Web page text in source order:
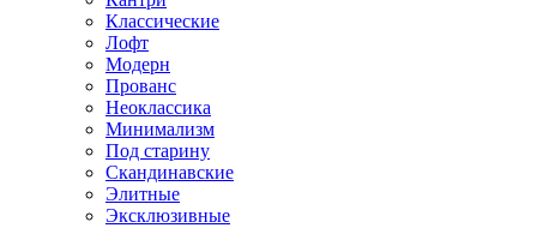
Классические
Лофт
Модерн
Прованс
Неоклассика
Минимализм
Под старину
Скандинавские
Элитные
Эксклюзивные